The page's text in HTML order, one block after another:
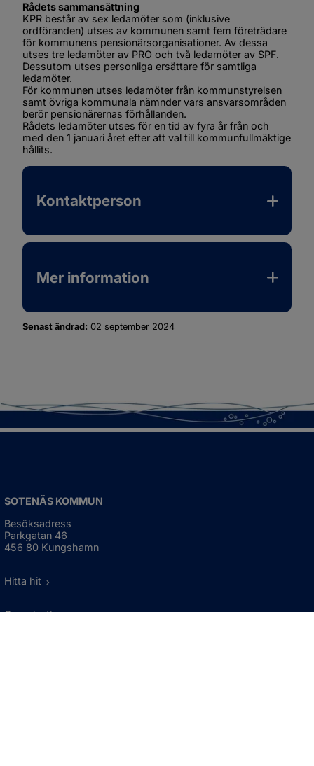
Rådets sammansättning
KPR består av sex ledamöter som (inklusive
ordföranden) utses av kommunen samt fem företrädare
för kommunens pensionärsorganisationer. Av dessa
utses tre ledamöter av PRO och två ledamöter av SPF.
Dessutom utses personliga ersättare för samtliga
ledamöter.
För kommunen utses ledamöter från kommunstyrelsen
samt övriga kommunala nämnder vars ansvarsområden
berör pensionärernas förhållanden.
Rådets ledamöter utses för en tid av fyra år från och
med den 1 januari året efter att val till kommunfullmäktige
hållits.
Kontaktperson
Mer information
Senast ändrad: 02 september 2024
SOTENÄS KOMMUN
Besöksadress
Parkgatan 46
456 80 Kungshamn
Hitta hit
Organisationsnummer: